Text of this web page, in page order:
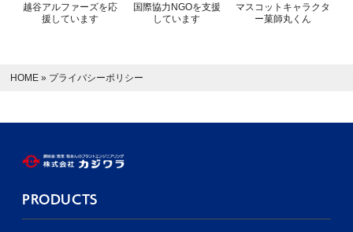
越谷アルファーズを応
援しています
国際協力NGOを支援
しています
マスコットキャラクタ
ー菓師丸くん
HOME » プライバシーポリシー
PRODUCTS